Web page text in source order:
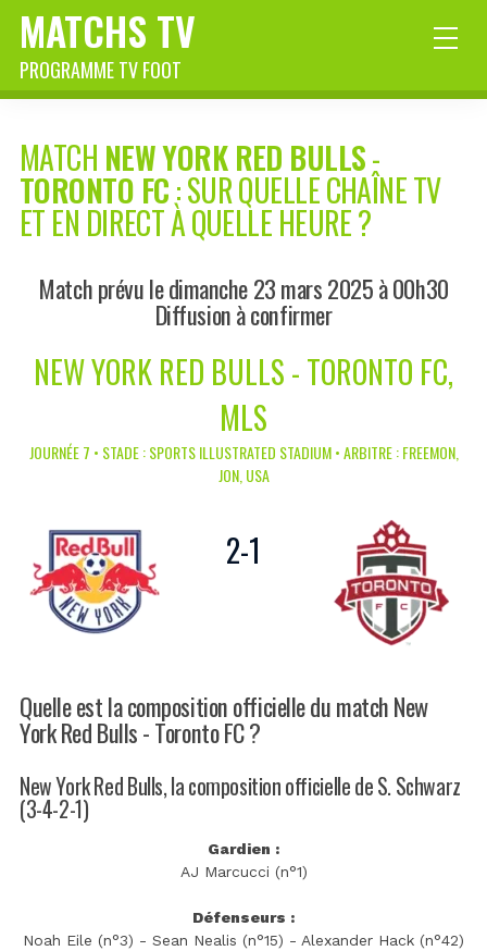
MATCHS TV
PROGRAMME TV FOOT
MATCH NEW YORK RED BULLS-
TORONTO FC: SUR QUELLE CHAÎNE TV
ET EN DIRECT À QUELLE HEURE ?
Match prévu le dimanche 23 mars 2025 à 00h30
Diffusion à confirmer
NEW YORK RED BULLS - TORONTO FC,
MLS
JOURNÉE 7 • STADE : SPORTS ILLUSTRATED STADIUM • ARBITRE : FREEMON,
JON, USA
2-1
Quelle est la composition officielle du match New
York Red Bulls - Toronto FC ?
New York Red Bulls, la composition officielle de S. Schwarz
(3-4-2-1)
Gardien :
AJ Marcucci (n°1)
Défenseurs :
Noah Eile (n°3) - Sean Nealis (n°15) - Alexander Hack (n°42)